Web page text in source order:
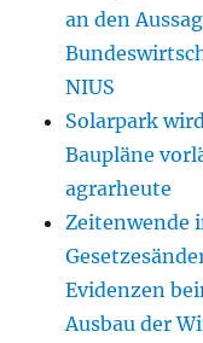
an den
NIUS
Solarpark
Baupläne
agrarheute
Zeitenwende
Evidenzen
Ausbau der